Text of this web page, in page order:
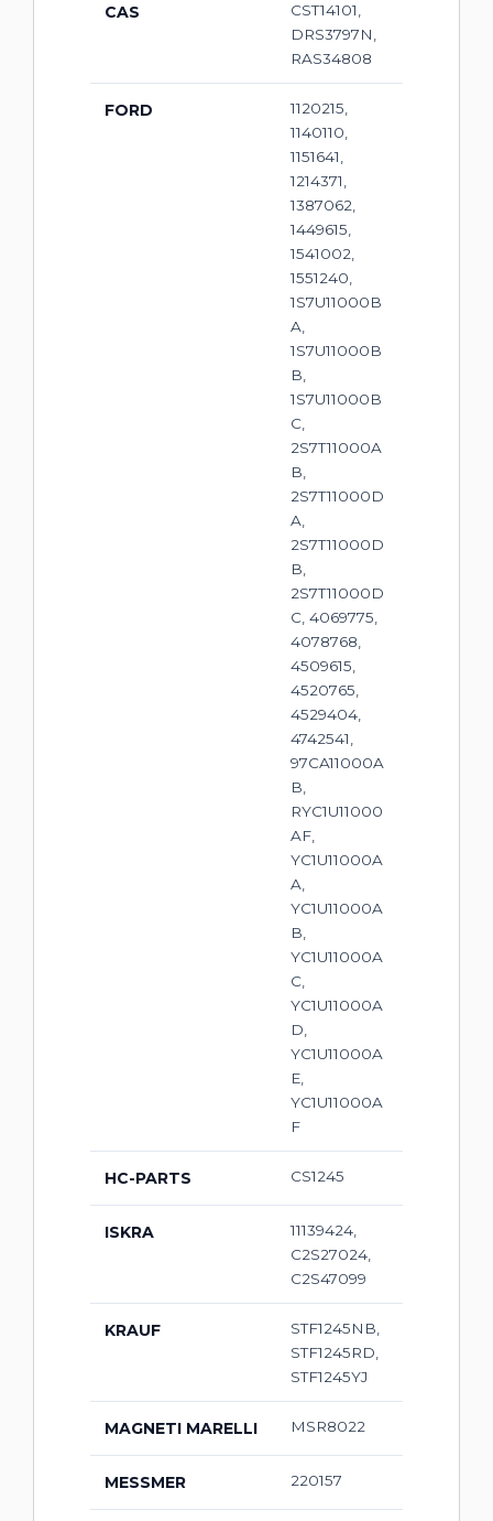
CAS
CST14101,
DRS3797N,
RAS34808
FORD
1120215,
1140110,
1151641,
1214371,
1387062,
1449615,
1541002,
1551240,
1S7U11000B
A,
1S7U11000B
B,
1S7U11000B
C,
2S7T11000A
B,
2S7T11000D
A,
2S7T11000D
B,
2S7T11000D
C, 4069775,
4078768,
4509615,
4520765,
4529404,
4742541,
97CA11000A
B,
RYC1U11000
AF,
YC1U11000A
A,
YC1U11000A
B,
YC1U11000A
C,
YC1U11000A
D,
YC1U11000A
E,
YC1U11000A
F
HC-PARTS CS1245
ISKRA
11139424,
C2S27024,
C2S47099
KRAUF
STF1245NB,
STF1245RD,
STF1245YJ
MAGNETI MARELLI MSR8022
MESSMER 220157